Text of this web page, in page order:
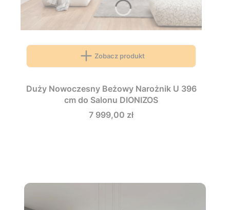
Zobacz produkt
Duży Nowoczesny Beżowy Narożnik U 396
cm do Salonu DIONIZOS
Cena
7 999,00 zł